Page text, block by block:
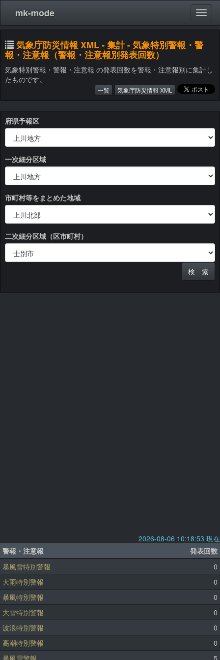
mk-mode
気象庁防災情報 XML - 集計 - 気象特別警報・警
報・注意報（警報・注意報別発表回数）
気象特別警報・警報・注意報 の発表回数を警報・注意報別に集計し
たものです。
一覧 気象庁防災情報 XML
府県予報区
一次細分区域
市町村等をまとめた地域
二次細分区域（区市町村）
2026-08-06 10:18:53 現在
警報・注意報
発表回数
暴風雪特別警報
0
大雨特別警報
0
暴風特別警報
0
大雪特別警報
0
波浪特別警報
0
高潮特別警報
0
暴風雪警報
5